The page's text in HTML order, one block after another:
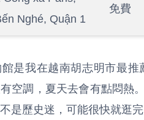
Nghé, Quận 1
免費
是我在越南胡志明市最
空調，夏天去會有點悶熱
是歷史迷，可能很快就逛完